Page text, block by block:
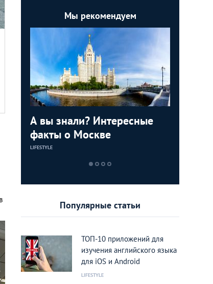
Мы рекомендуем
А вы знали? Интересные
факты о Москве
LIFESTYLE
Популярные статьи
ТОП-10 приложений для
изучения английского языка
для iOS и Android
LIFESTYLE